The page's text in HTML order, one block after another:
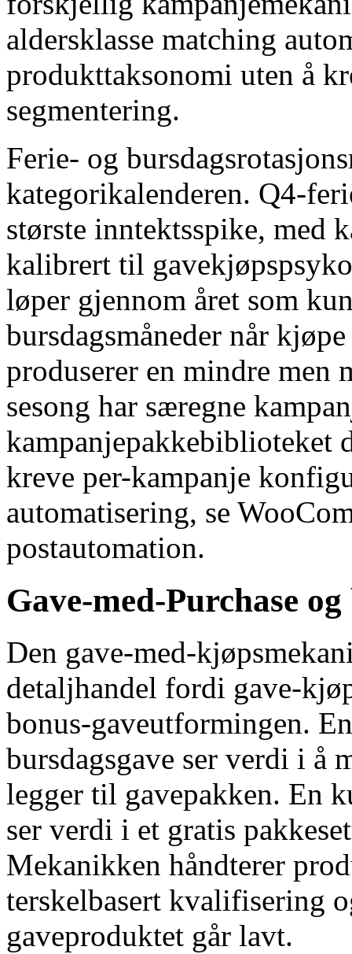
aldersklasse matching
produkttaksonomi uten å
segmentering.
Ferie- og
kategorikalenderen. Q4-
største inntektsspike, med
kalibrert til
løper gjennom året som
bursdagsmåneder når
produserer en mindre
sesong har særegne
kampanjepakkebiblioteket
kreve per-kampanje
automatisering, se
postautomation.
Gave-med-Purchase
Den gave-med-
detaljhandel fordi gave-
bonus-gaveutformingen.
bursdagsgave ser verdi i å
legger til gavepakken. En
ser verdi i et gratis
Mekanikken håndterer
terskelbasert kvalifisering
gaveproduktet går lavt.